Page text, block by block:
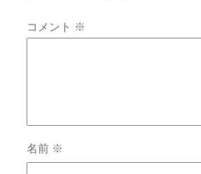
コメント ※
名前 ※